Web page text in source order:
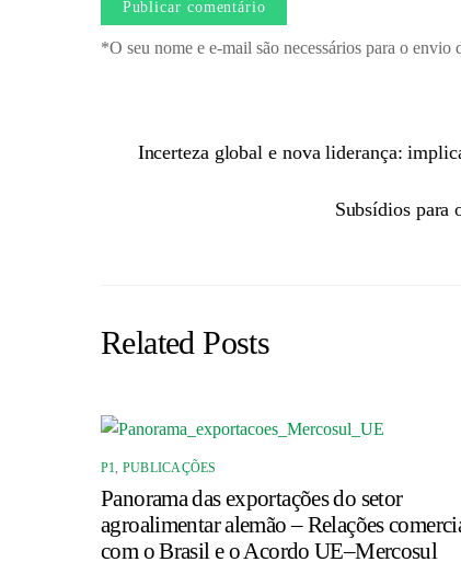
*O seu nome e e-mail são necessários para o
Incerteza global e nova liderança:
Subsídios para
Related Posts
P1, PUBLICAÇÕES
Panorama das exportações do setor
agroalimentar alemão – Relações
com o Brasil e o Acordo UE–Mercosul